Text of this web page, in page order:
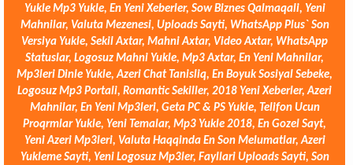
Yukle Mp3 Yukle, En Yeni Xeberler, Sow Biznes Qalmaqali, Yeni
Mahnilar, Valuta Mezenesi, Uploads Sayti, WhatsApp Plus` Son
Versiya Yukle, Sekil Axtar, Mahni Axtar, Video Axtar, WhatsApp
Statuslar, Logosuz Mahni Yukle, Mp3 Axtar, En Yeni Mahnilar,
Mp3leri Dinle Yukle, Azeri Chat Tanisliq, En Boyuk Sosiyal Sebeke,
Logosuz Mp3 Portali, Romantic Sekiller, 2018 Yeni Xeberler, Azeri
Mahnilar, En Yeni Mp3leri, Geta PC & PS Yukle, Telifon Ucun
Proqrmlar Yukle, Yeni Temalar, Mp3 Yukle 2018, En Gozel Sayt,
Yeni Azeri Mp3leri, Valuta Haqqinda En Son Melumatlar, Azeri
Yukleme Sayti, Yeni Logosuz Mp3ler, Fayllari Uploads Sayti, Son